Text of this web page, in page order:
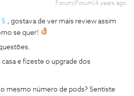
Forum|Forum|4 years ago
, gostava de ver mais review assim
se quer!
e fizeste o upgrade dos
mesmo número de pods? Sentiste